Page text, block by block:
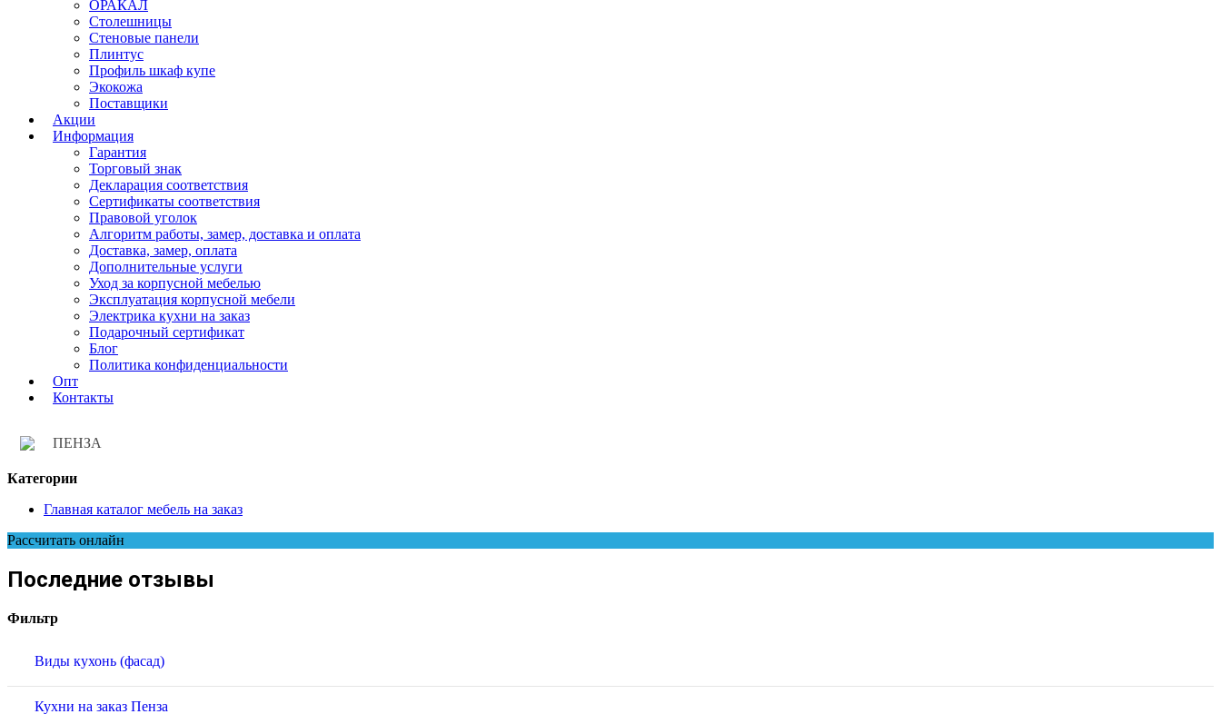
ОРАКАЛ
Столешницы
Стеновые панели
Плинтус
Профиль шкаф купе
Экокожа
Поставщики
Акции
Информация
Гарантия
Торговый знак
Декларация соответствия
Сертификаты соответствия
Правовой уголок
Алгоритм работы, замер, доставка и оплата
Доставка, замер, оплата
Дополнительные услуги
Уход за корпусной мебелью
Эксплуатация корпусной мебели
Электрика кухни на заказ
Подарочный сертификат
Блог
Политика конфиденциальности
Опт
Контакты
ПЕНЗА
Категории
Главная каталог мебель на заказ
Рассчитать онлайн
Последние отзывы
Фильтр
Виды кухонь (фасад)
Кухни на заказ Пенза